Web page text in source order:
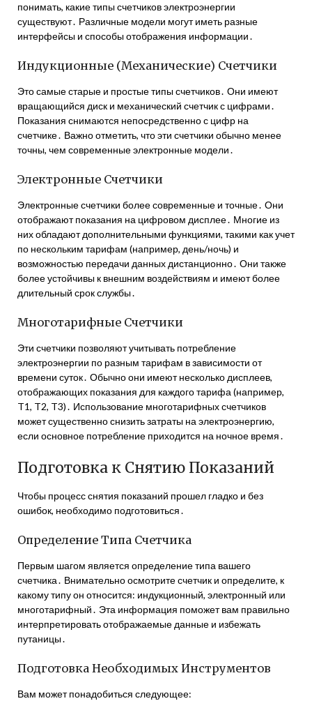
понимать, какие типы счетчиков электроэнергии
существуют․ Различные модели могут иметь разные
интерфейсы и способы отображения информации․
Индукционные (Механические) Счетчики
Это самые старые и простые типы счетчиков․ Они имеют
вращающийся диск и механический счетчик с цифрами․
Показания снимаются непосредственно с цифр на
счетчике․ Важно отметить, что эти счетчики обычно менее
точны, чем современные электронные модели․
Электронные Счетчики
Электронные счетчики более современные и точные․ Они
отображают показания на цифровом дисплее․ Многие из
них обладают дополнительными функциями, такими как учет
по нескольким тарифам (например, день/ночь) и
возможностью передачи данных дистанционно․ Они также
более устойчивы к внешним воздействиям и имеют более
длительный срок службы․
Многотарифные Счетчики
Эти счетчики позволяют учитывать потребление
электроэнергии по разным тарифам в зависимости от
времени суток․ Обычно они имеют несколько дисплеев,
отображающих показания для каждого тарифа (например,
T1, T2, T3)․ Использование многотарифных счетчиков
может существенно снизить затраты на электроэнергию,
если основное потребление приходится на ночное время․
Подготовка к Снятию Показаний
Чтобы процесс снятия показаний прошел гладко и без
ошибок, необходимо подготовиться․
Определение Типа Счетчика
Первым шагом является определение типа вашего
счетчика․ Внимательно осмотрите счетчик и определите, к
какому типу он относится: индукционный, электронный или
многотарифный․ Эта информация поможет вам правильно
интерпретировать отображаемые данные и избежать
путаницы․
Подготовка Необходимых Инструментов
Вам может понадобиться следующее: